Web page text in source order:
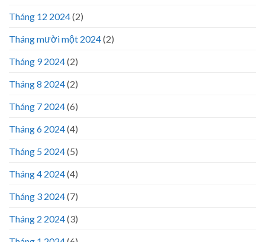
Tháng 12 2024(2)
Tháng mười một 2024(2)
Tháng 9 2024(2)
Tháng 8 2024(2)
Tháng 7 2024(6)
Tháng 6 2024(4)
Tháng 5 2024(5)
Tháng 4 2024(4)
Tháng 3 2024(7)
Tháng 2 2024(3)